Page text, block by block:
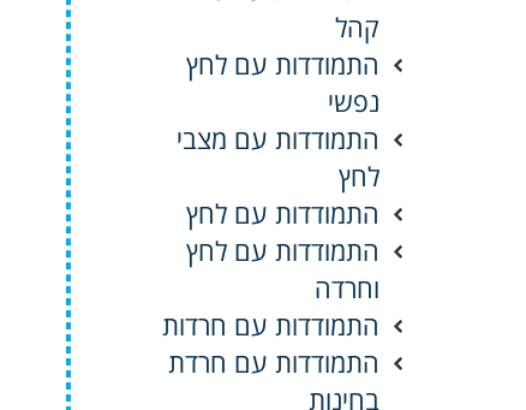
קהל
התמודדות עם לחץ
נפשי
התמודדות עם מצבי
לחץ
התמודדות עם לחץ
התמודדות עם לחץ
וחרדה
התמודדות עם חרדות
התמודדות עם חרדת
בחינות